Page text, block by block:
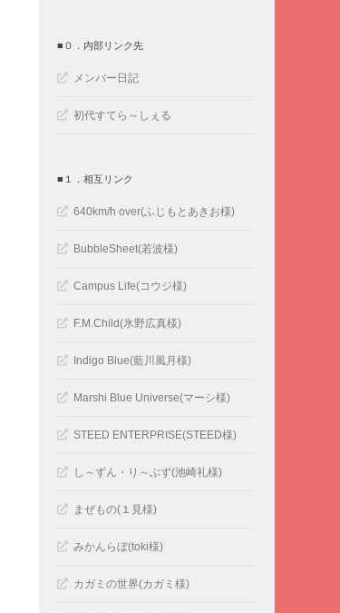
■０．内部リンク先
メンバー日記
初代すてら～しぇる
■１．相互リンク
640km/h over(ふじもとあきお様)
BubbleSheet(若波様)
Campus Life(コウジ様)
F.M.Child(氷野広真様)
Indigo Blue(藍川風月様)
Marshi Blue Universe(マーシ様)
STEED ENTERPRISE(STEED様)
し～ずん・り～ぶず(池崎礼様)
まぜもの(１見様)
みかんらぼ(toki様)
カガミの世界(カガミ様)